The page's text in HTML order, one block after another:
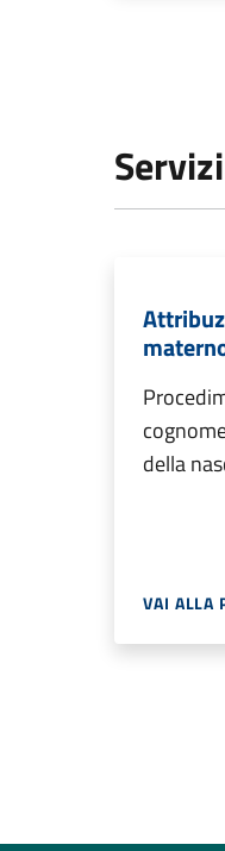
della
VAI ALLA